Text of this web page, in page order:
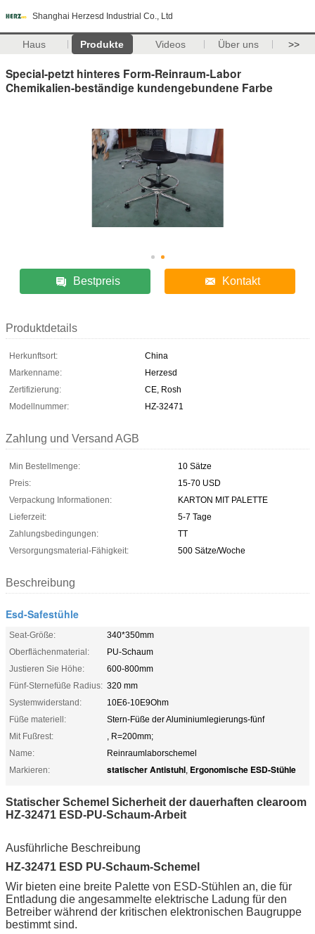
Shanghai Herzesd Industrial Co., Ltd
Haus Produkte Videos Über uns >>
Special-petzt hinteres Form-Reinraum-Labor
Chemikalien-beständige kundengebundene Farbe
Bestpreis Kontakt
Produktdetails
Herkunftsort:
China
Markenname:
Herzesd
Zertifizierung:
CE, Rosh
Modellnummer:
HZ-32471
Zahlung und Versand AGB
Min Bestellmenge:
10 Sätze
Preis:
15-70 USD
Verpackung Informationen:
KARTON MIT PALETTE
Lieferzeit:
5-7 Tage
Zahlungsbedingungen:
TT
Versorgungsmaterial-Fähigkeit:
500 Sätze/Woche
Beschreibung
Esd-Safestühle
Seat-Größe:
340*350mm
Oberflächenmaterial:
PU-Schaum
Justieren Sie Höhe:
600-800mm
Fünf-Sternefüße Radius: 320 mm
Systemwiderstand:
10E6-10E9Ohm
Füße materiell:
Stern-Füße der Aluminiumlegierungs-fünf
Mit Fußrest:
, R=200mm;
Name:
Reinraumlaborschemel
Markieren:
statischer Antistuhl, Ergonomische ESD-Stühle
Statischer Schemel Sicherheit der dauerhaften clearoom
HZ-32471 ESD-PU-Schaum-Arbeit
Ausführliche Beschreibung
HZ-32471 ESD PU-Schaum-Schemel
Wir bieten eine breite Palette von ESD-Stühlen an, die für
Entladung die angesammelte elektrische Ladung für den
Betreiber während der kritischen elektronischen Baugruppe
bestimmt sind.